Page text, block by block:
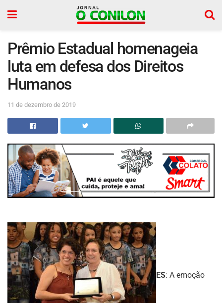
Prêmio Estadual homenageia
luta em defesa dos Direitos
Humanos
11 de dezembro de 2019
ES: A emoção